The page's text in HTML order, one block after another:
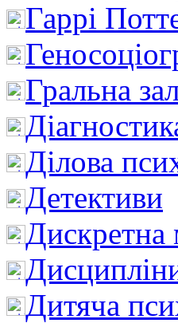
Гаррі
Гральна
Ділова
Детективи
Дискретна
Дитяча